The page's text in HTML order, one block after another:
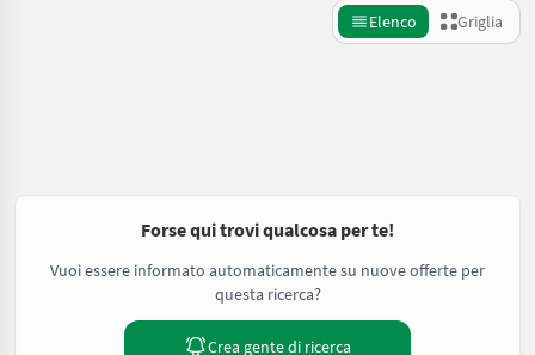
Elenco Griglia
Forse qui trovi qualcosa per te!
Vuoi essere informato automaticamente su nuove offerte per
questa ricerca?
Crea gente di ricerca